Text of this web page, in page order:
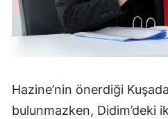
Hazine’nin önerdiği
bulunmazken, Didim’deki